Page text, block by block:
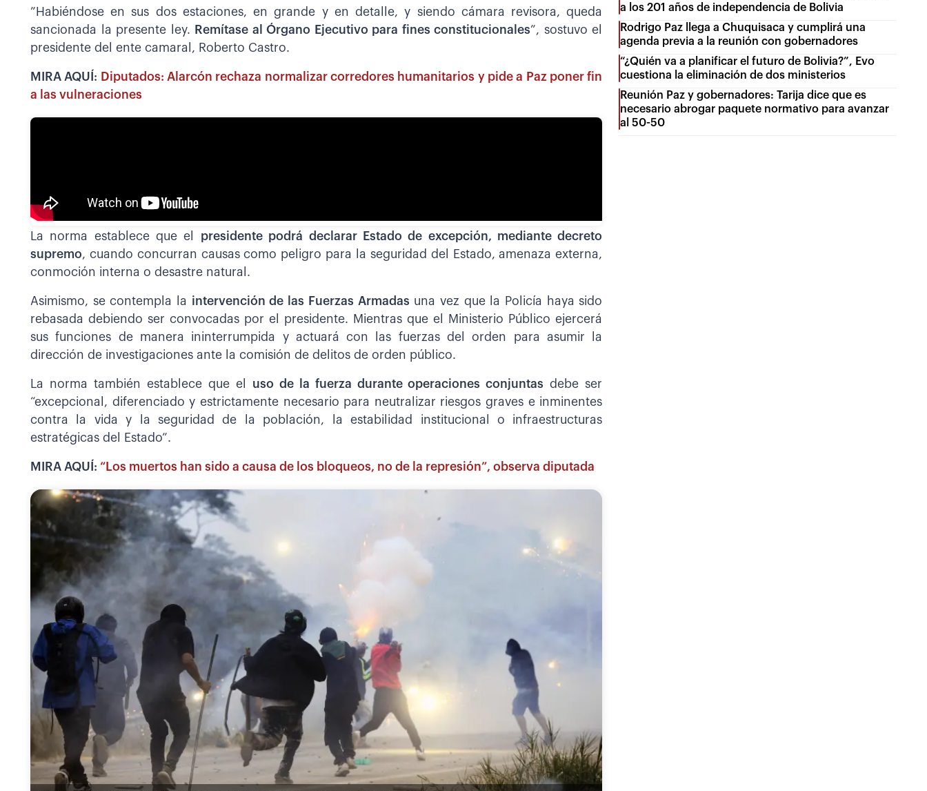
”Habiéndose en sus dos estaciones, en grande y en detalle, y siendo cámara revisora, queda
sancionada la presente ley. Remítase al Órgano Ejecutivo para fines constitucionales”, sostuvo el
presidente del ente camaral, Roberto Castro.
MIRA AQUÍ: Diputados: Alarcón rechaza normalizar corredores humanitarios y pide a Paz poner fin
a las vulneraciones
La norma establece que el presidente podrá declarar Estado de excepción, mediante decreto
supremo, cuando concurran causas como peligro para la seguridad del Estado, amenaza externa,
conmoción interna o desastre natural.
Asimismo, se contempla la intervención de las Fuerzas Armadas una vez que la Policía haya sido
rebasada debiendo ser convocadas por el presidente. Mientras que el Ministerio Público ejercerá
sus funciones de manera ininterrumpida y actuará con las fuerzas del orden para asumir la
dirección de investigaciones ante la comisión de delitos de orden público.
La norma también establece que el uso de la fuerza durante operaciones conjuntas debe ser
“excepcional, diferenciado y estrictamente necesario para neutralizar riesgos graves e inminentes
contra la vida y la seguridad de la población, la estabilidad institucional o infraestructuras
estratégicas del Estado”.
MIRA AQUÍ: “Los muertos han sido a causa de los bloqueos, no de la represión”, observa diputada
a los 201 años de independencia de Bolivia
Rodrigo Paz llega a Chuquisaca y cumplirá una
agenda previa a la reunión con gobernadores
“¿Quién va a planificar el futuro de Bolivia?”, Evo
cuestiona la eliminación de dos ministerios
Reunión Paz y gobernadores: Tarija dice que es
necesario abrogar paquete normativo para avanzar
al 50-50